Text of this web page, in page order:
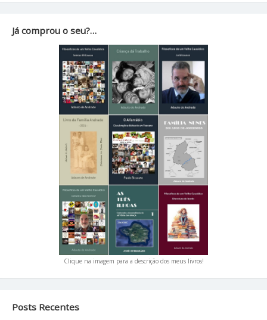
Já comprou o seu?…
Clique na imagem para a descrição dos meus livros!
Posts Recentes